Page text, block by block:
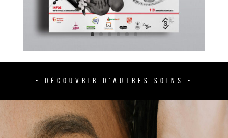
- DÉCOUVRIR D'AUTRES SOINS -